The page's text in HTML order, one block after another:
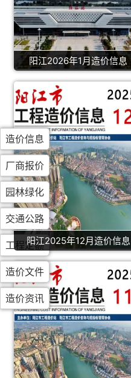
阳江2026年1月造价信息
阳江2025年12月造价信息
造价信息
厂商报价
园林绿化
交通公路
工程定额
造价文件
造价资讯